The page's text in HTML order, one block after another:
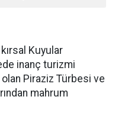
Kuyular
inanç turizmi
Piraziz Türbesi ve
mahrum